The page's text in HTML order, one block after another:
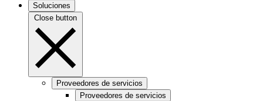
Soluciones
Close button
Proveedores de servicios
Proveedores de servicios